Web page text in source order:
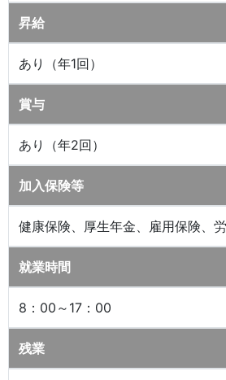
昇給
あり（年1回）
賞与
あり（年2回）
加入保険等
健康保険、厚生年金、雇用保険、
就業時間
8：00～17：00
残業